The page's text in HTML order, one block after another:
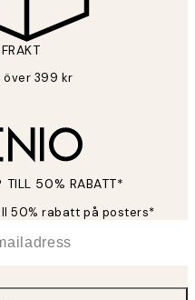
399 kr
TILL 50% RABATT*
50% rabatt på posters*